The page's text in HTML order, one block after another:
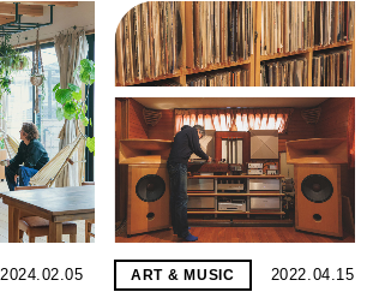
2024.02.05 ART & MUSIC 2022.04.15